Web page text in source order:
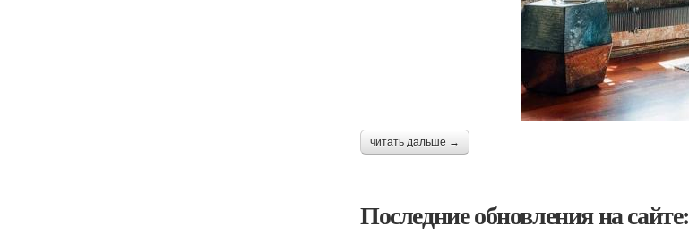
читать дальше →
Последние обновления на сайте: